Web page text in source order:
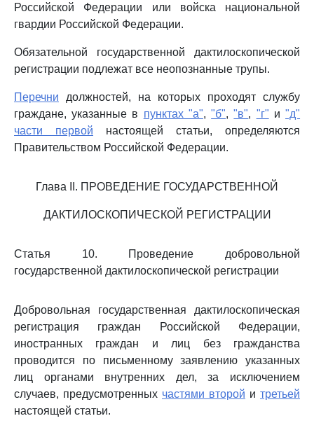
Российской Федерации или войска национальной
гвардии Российской Федерации.
Обязательной государственной дактилоскопической
регистрации подлежат все неопознанные трупы.
Перечни должностей, на которых проходят службу
граждане, указанные в пунктах "а","б","в", "г" и"д"
части первой настоящей статьи, определяются
Правительством Российской Федерации.
Глава II. ПРОВЕДЕНИЕ ГОСУДАРСТВЕННОЙ
ДАКТИЛОСКОПИЧЕСКОЙ РЕГИСТРАЦИИ
Статья 10. Проведение добровольной
государственной дактилоскопической регистрации
Добровольная государственная дактилоскопическая
регистрация граждан Российской Федерации,
иностранных граждан и лиц без гражданства
проводится по письменному заявлению указанных
лиц органами внутренних дел, за исключением
случаев, предусмотренных частями второй и третьей
настоящей статьи.